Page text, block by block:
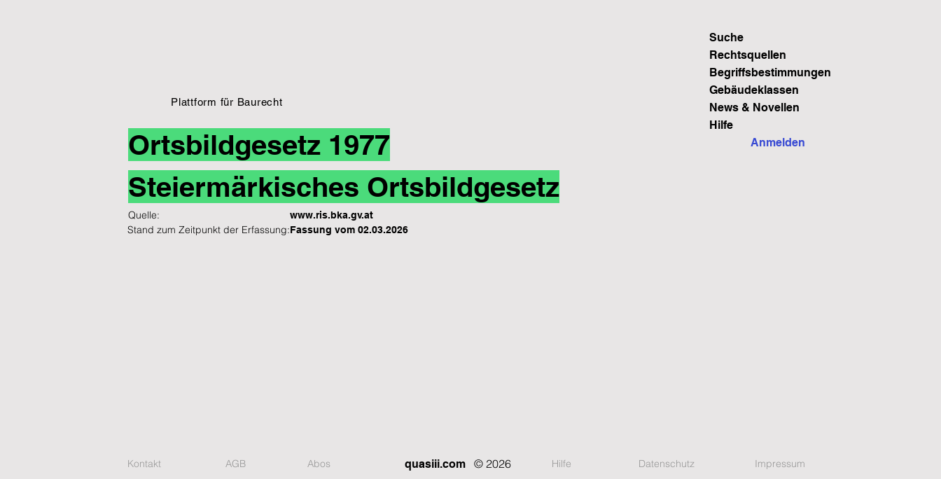
Plattform für Baurecht
Anmelden
Steiermärkisches Ortsbildgesetz
Quelle: www.ris.bka.gv.at
Ortsbildgesetz 1977
Stand zum Zeitpunkt der Erfassung:Fassung vom 02.03.2026
Suche
Rechtsquellen
Begriffsbestimmungen
Gebäudeklassen
News & Novellen
Hilfe
quasiii.com © 2026 Impressum
Datenschutz
Kontakt AGB Abos Hilfe